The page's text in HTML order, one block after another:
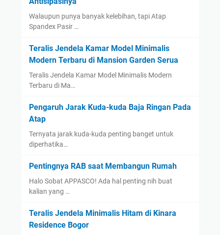
Walaupun punya banyak kelebihan, tapi Atap
Spandex Pasir …
Teralis Jendela Kamar Model Minimalis
Modern Terbaru di Mansion Garden Serua
Teralis Jendela Kamar Model Minimalis Modern
Terbaru di Ma…
Pengaruh Jarak Kuda-kuda Baja Ringan Pada
Atap
Ternyata jarak kuda-kuda penting banget untuk
diperhatika…
Pentingnya RAB saat Membangun Rumah
Halo Sobat APPASCO! Ada hal penting nih buat
kalian yang …
Teralis Jendela Minimalis Hitam di Kinara
Residence Bogor